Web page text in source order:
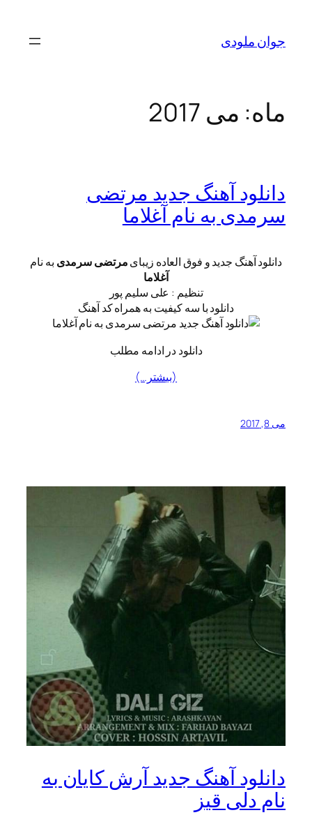
محتواجوان ملودی
ماه: می 2017
دانلود آهنگ جدید مرتضی‌
سرمدی به نام آغلاما
دانلود آهنگ جدید و فوق العاده زیبایمرتضی‌ سرمدی به نام
آغلاما
تنظیم : علی سلیم پور
دانلود با سه کیفیت به همراه کد آهنگ
دانلود در ادامه مطلب
(بیشتر…)
می 8, 2017
دانلود آهنگ جدید آرش کایان به
نام دلی قیز